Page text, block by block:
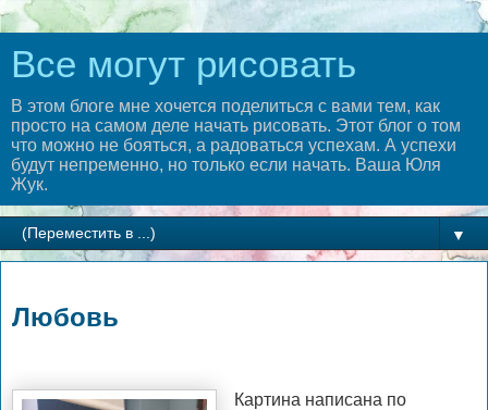
Все могут рисовать
В этом блоге мне хочется поделиться с вами тем, как
просто на самом деле начать рисовать. Этот блог о том
что можно не бояться, а радоваться успехам. А успехи
будут непременно, но только если начать. Ваша Юля
Жук.
▼
Любовь
Картина написана по